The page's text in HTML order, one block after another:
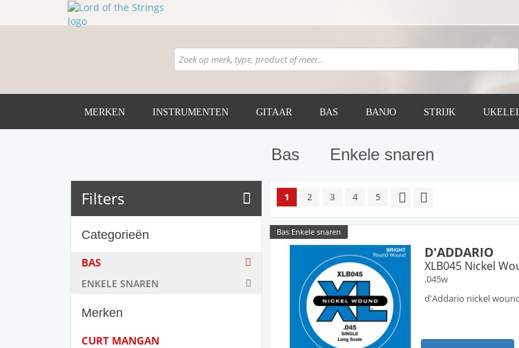
MERKEN INSTRUMENTEN GITAAR BAS BANJO STRIJK
Bas Enkele snaren
Filters
Categorieën
BAS
ENKELE SNAREN
Merken
CURT MANGAN
1 2 3 4 5
Bas Enkele snaren
D'ADDARIO
XLB045 Nickel
.045w
d'Addario nickel